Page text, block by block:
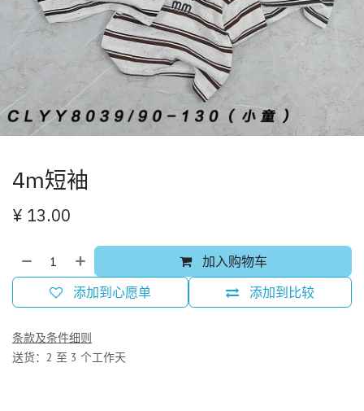
4m短袖
¥ 13.00
加入购物车
添加到比较
添加到心愿单
条款及条件细则
送货：2 至 3 个工作天